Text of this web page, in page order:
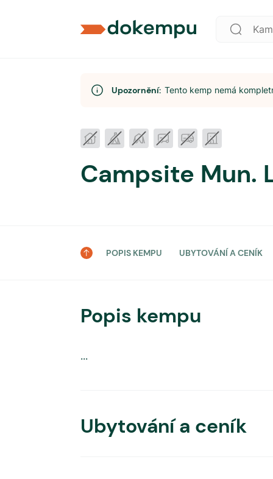
Upozornění: Tento kemp nemá
Campsite Mun.
POPIS KEMPU UBYTOVÁNÍ A CENÍK
Popis kempu
...
Ubytování a ceník